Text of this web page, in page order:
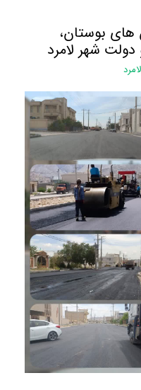
های بوستان،
شهر لامرد